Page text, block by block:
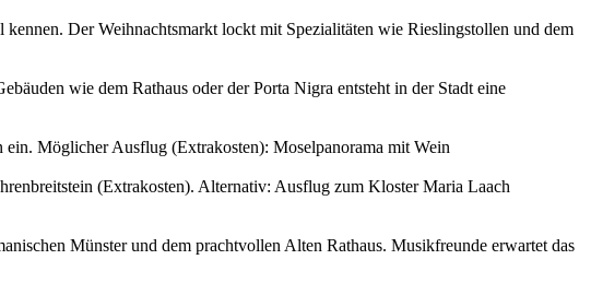
Der Weihnachtsmarkt lockt mit Spezialitäten wie Rieslingstollen und dem
wie dem Rathaus oder der Porta Nigra entsteht in der Stadt eine
Möglicher Ausflug (Extrakosten): Moselpanorama mit Wein
(Extrakosten). Alternativ: Ausflug zum Kloster Maria Laach
Münster und dem prachtvollen Alten Rathaus. Musikfreunde erwartet das